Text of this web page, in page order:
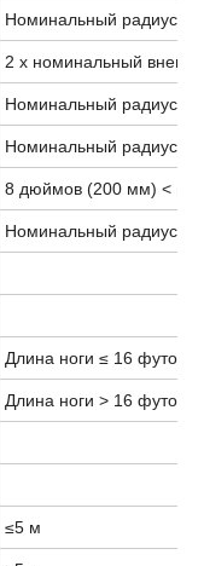
Номинальный радиус
2 x номинальный
Номинальный радиус
Номинальный радиус
8 дюймов (200 мм) <
Номинальный радиус
Длина ноги ≤ 16 футов
Длина ноги > 16 футов
≤5 м